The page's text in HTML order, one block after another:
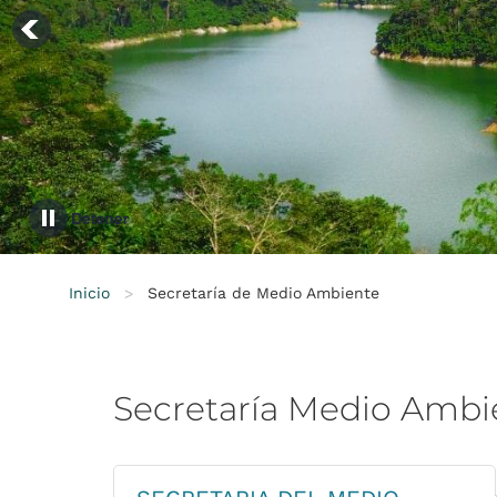
Inicio > Secretaría de Medio Ambiente
Secretaría Medio